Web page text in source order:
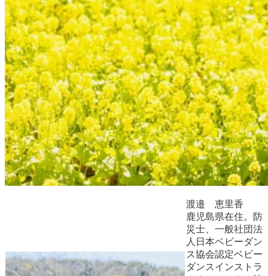
渡邉 恵里香
鹿児島県在住。防
災士、一般社団法
人日本ベビーダン
ス協会認定ベビー
ダンスインストラ